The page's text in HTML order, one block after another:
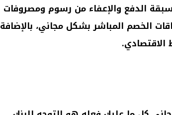
الدفع والإعفاء من رسوم ومصروفات
الخصم المباشر بشكل مجاني، بالإضافة